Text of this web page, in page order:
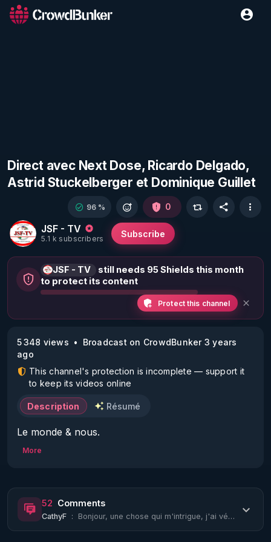
Direct avec Next Dose, Ricardo Delgado,
Astrid Stuckelberger et Dominique Guillet
JSF - TV
5.1 k subscribers
Subscribe
96 % 0
JSF - TV
still needs 95 Shields this month
to protect its content
Protect this channel
5 348 views
Broadcast on CrowdBunker 3 years
ago
This channel's protection is incomplete — support it
to keep its videos online
Description Résumé
Le monde & nous.
Une émission du Dr Jacky Cassou.
Pour retrouver chacun des invités sur leurs
canaux de diffusion :
More
52 Comments
CathyF : Bonjour, une chose qui m'intrigue, j'ai vécu 10 mois dans une maison avec la fib...